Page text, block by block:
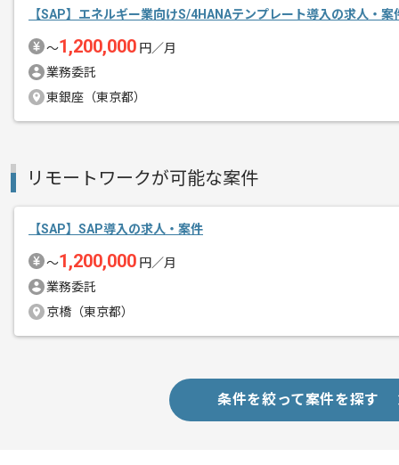
【SAP】エネルギー業向けS/4HANAテンプレート導入の求人・案
〜1,200,000 円／月
業務委託
東銀座（東京都）
リモートワークが可能な案件
【SAP】SAP導入の求人・案件
〜1,200,000 円／月
業務委託
京橋（東京都）
条件を絞って案件を探す